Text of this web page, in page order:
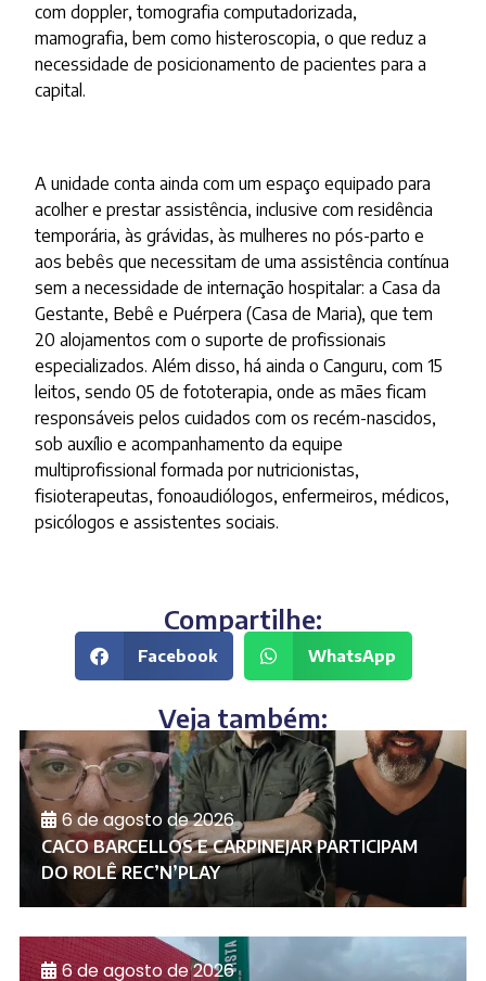
com doppler, tomografia computadorizada,
mamografia, bem como histeroscopia, o que reduz a
necessidade de posicionamento de pacientes para a
capital.
A unidade conta ainda com um espaço equipado para
acolher e prestar assistência, inclusive com residência
temporária, às grávidas, às mulheres no pós-parto e
aos bebês que necessitam de uma assistência contínua
sem a necessidade de internação hospitalar: a Casa da
Gestante, Bebê e Puérpera (Casa de Maria), que tem
20 alojamentos com o suporte de profissionais
especializados. Além disso, há ainda o Canguru, com 15
leitos, sendo 05 de fototerapia, onde as mães ficam
responsáveis pelos cuidados com os recém-nascidos,
sob auxílio e acompanhamento da equipe
multiprofissional formada por nutricionistas,
fisioterapeutas, fonoaudiólogos, enfermeiros, médicos,
psicólogos e assistentes sociais.
Compartilhe:
Facebook WhatsApp
Veja também:
6 de agosto de 2026
CACO BARCELLOS E CARPINEJAR PARTICIPAM
DO ROLÊ REC’N’PLAY
6 de agosto de 2026